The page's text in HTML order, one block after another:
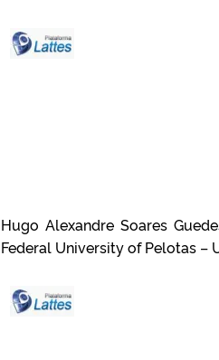
Hugo Alexandre Soares
Federal University of Pelotas –